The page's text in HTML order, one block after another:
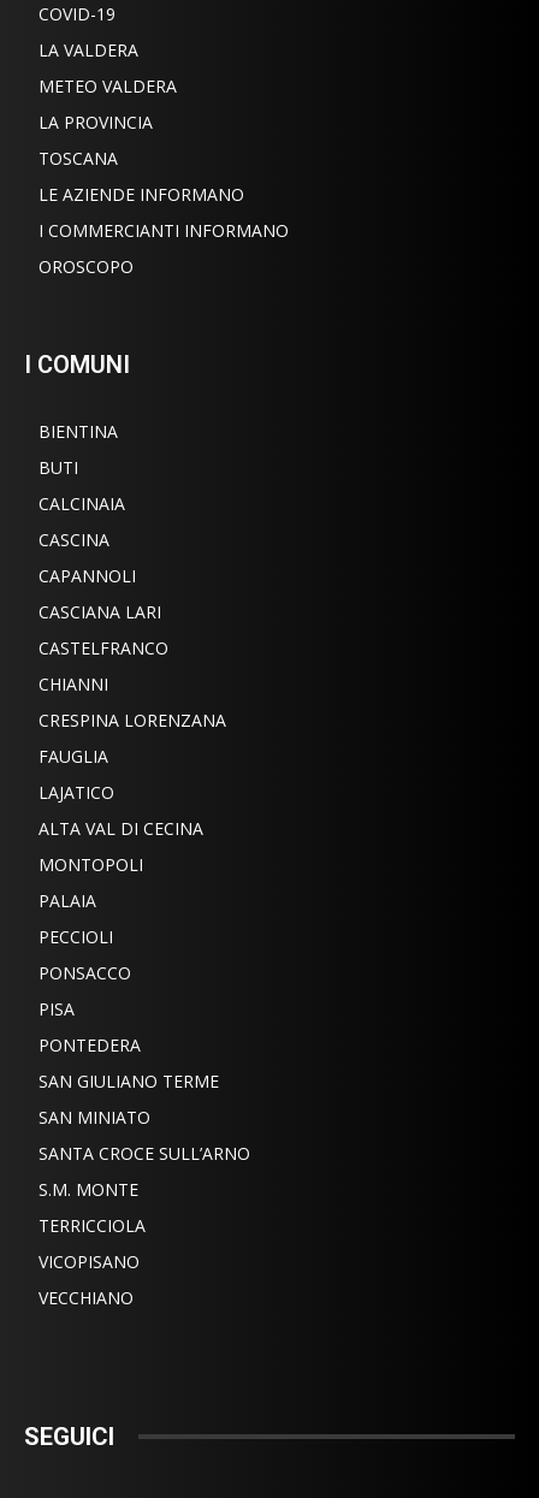
COVID-19
LA VALDERA
METEO VALDERA
LA PROVINCIA
TOSCANA
LE AZIENDE INFORMANO
I COMMERCIANTI INFORMANO
OROSCOPO
I COMUNI
BIENTINA
BUTI
CALCINAIA
CASCINA
CAPANNOLI
CASCIANA LARI
CASTELFRANCO
CHIANNI
CRESPINA LORENZANA
FAUGLIA
LAJATICO
ALTA VAL DI CECINA
MONTOPOLI
PALAIA
PECCIOLI
PONSACCO
PISA
PONTEDERA
SAN GIULIANO TERME
SAN MINIATO
SANTA CROCE SULL’ARNO
S.M. MONTE
TERRICCIOLA
VICOPISANO
VECCHIANO
SEGUICI